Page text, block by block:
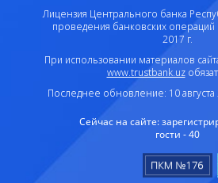
Лицензия Центрального банка
проведения банковских
2017 г.
При использовании материалов
www.trustbank.uz
Последнее обновление: 10 августа
Сейчас на сайте:
гости - 40